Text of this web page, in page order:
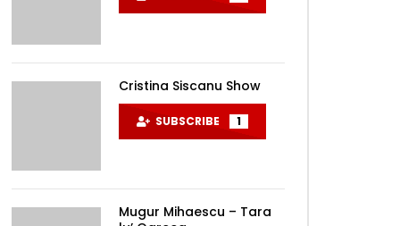
Cristina Siscanu Show
SUBSCRIBE 1
Mugur Mihaescu – Tara